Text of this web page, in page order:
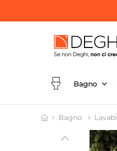
Bagno
Bagno Lavabi